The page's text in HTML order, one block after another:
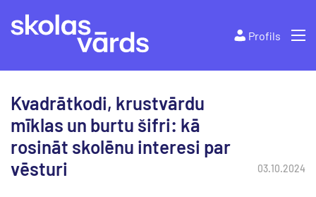
Profils
Kvadrātkodi, krustvārdu
mīklas un burtu šifri: kā
rosināt skolēnu interesi par
vēsturi
03.10.2024